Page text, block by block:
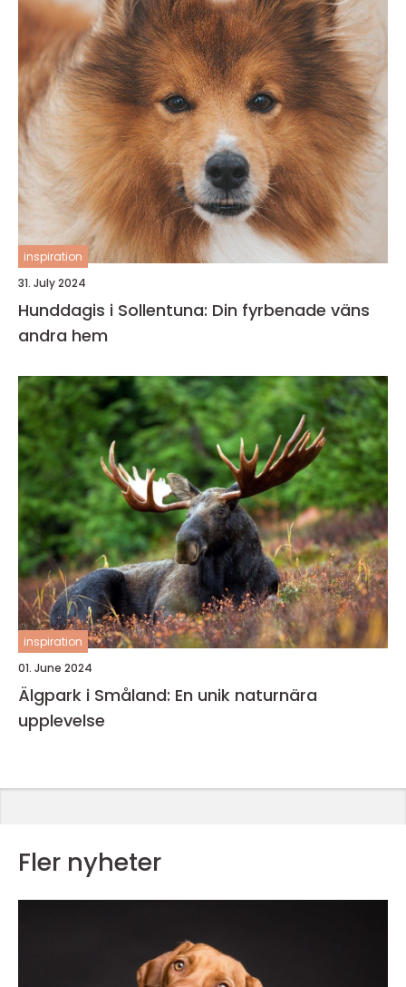
inspiration
31. July 2024
Hunddagis i Sollentuna: Din fyrbenade väns
andra hem
inspiration
01. June 2024
Älgpark i Småland: En unik naturnära
upplevelse
Fler nyheter